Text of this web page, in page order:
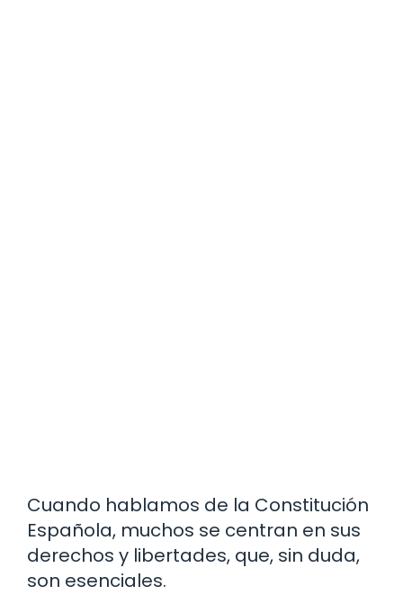
Cuando hablamos de la Constitución
Española, muchos se centran en sus
derechos y libertades, que, sin duda,
son esenciales.